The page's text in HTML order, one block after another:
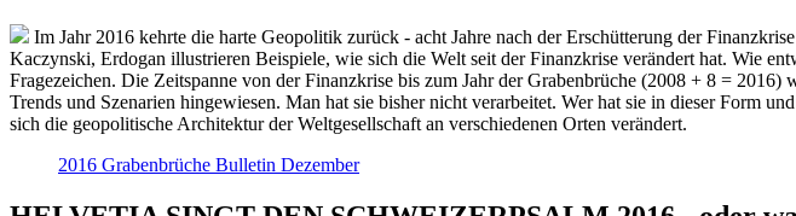
Im Jahr 2016 kehrte die harte Geopolitik zurück - acht Jahre nach der Erschütterung der
Kaczynski, Erdogan illustrieren Beispiele, wie sich die Welt seit der Finanzkrise verändert hat. Wie
Fragezeichen. Die Zeitspanne von der Finanzkrise bis zum Jahr der Grabenbrüche (2008 + 8 =
Trends und Szenarien hingewiesen. Man hat sie bisher nicht verarbeitet. Wer hat sie in dieser Form
sich die geopolitische Architektur der Weltgesellschaft an verschiedenen Orten verändert.
2016 Grabenbrüche Bulletin Dezember